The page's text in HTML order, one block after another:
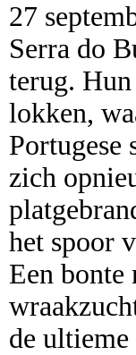
27
Serra do
terug.
lokken,
Portugese
zich
het spoor
Een bonte
de